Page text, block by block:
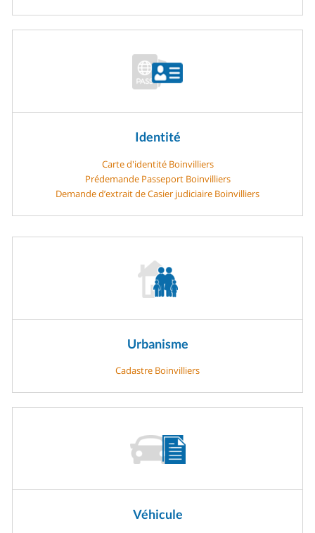
Identité
Carte d'identité Boinvilliers
Prédemande Passeport Boinvilliers
Demande d’extrait de Casier judiciaire Boinvilliers
Urbanisme
Cadastre Boinvilliers
Véhicule